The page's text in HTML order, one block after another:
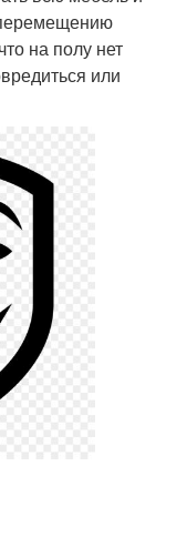
на полу нет
или